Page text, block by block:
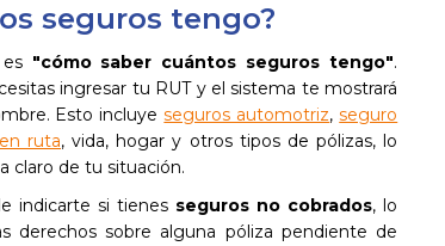
seguros tengo?
"cómo saber cuántos seguros tengo".
ingresar tu RUT y el sistema te mostrará
Esto incluyeseguros automotriz,seguro
ruta, vida, hogar y otros tipos de pólizas, lo
claro de tu situación.
indicarte si tienes seguros no cobrados, lo
derechos sobre alguna póliza pendiente de